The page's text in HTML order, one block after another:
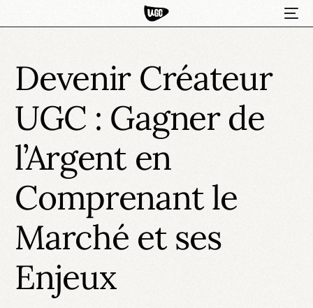
Devenir Créateur
UGC : Gagner de
l’Argent en
Comprenant le
Marché et ses
Enjeux
HOT